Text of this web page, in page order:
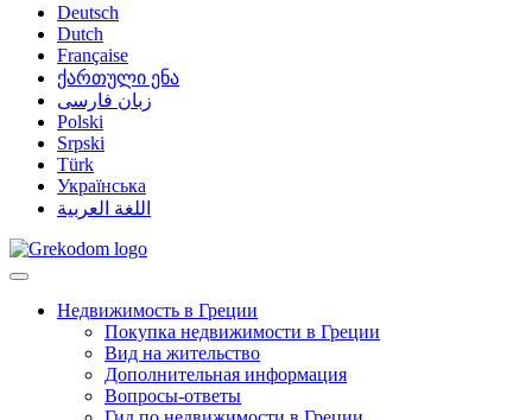
Deutsch
Dutch
Française
ქართული ენა
زبان فارسی
Polski
Srpski
Türk
Українська
اللغة العربية
Недвижимость в Греции
Покупка недвижимости в Греции
Вид на жительство
Дополнительная информация
Вопросы-ответы